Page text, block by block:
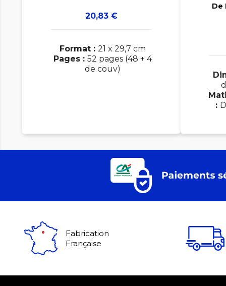
Prix
20,83 €
Format : 21 x 29,7 cm
Pages : 52 pages (48 + 4
de couv)
De
:
Fabrication
Française